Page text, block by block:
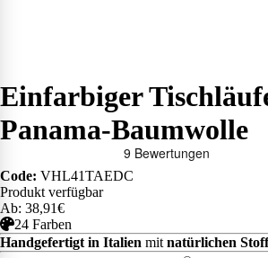
Einfarbiger
Panama-Baumwolle
Code: VHL41TAEDC
Produkt verfügbar
Ab: 38,91€
24 Farben
Handgefertigt in Italien mitnatürlichen